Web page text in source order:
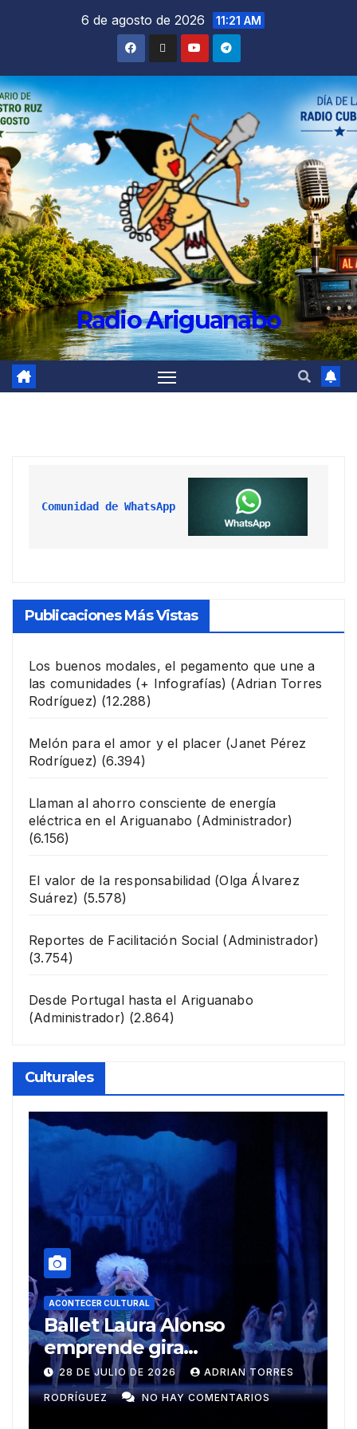
6 de agosto de 2026 11:21 AM
Radio Ariguanabo
Comunidad de WhatsApp
Publicaciones Más Vistas
Los buenos modales, el pegamento que une a
las comunidades (+ Infografías) (Adrian Torres
Rodríguez) (12.288)
Melón para el amor y el placer (Janet Pérez
Rodríguez) (6.394)
Llaman al ahorro consciente de energía
eléctrica en el Ariguanabo (Administrador)
(6.156)
El valor de la responsabilidad (Olga Álvarez
Suárez) (5.578)
Reportes de Facilitación Social (Administrador)
(3.754)
Desde Portugal hasta el Ariguanabo
(Administrador) (2.864)
Culturales
ACONTECER CULTURAL
Muñecos y monotipia
9 DE JULIO DE 2026 MEYLIN PÉREZ
GUZMÁN NO HAY COMENTARIOS